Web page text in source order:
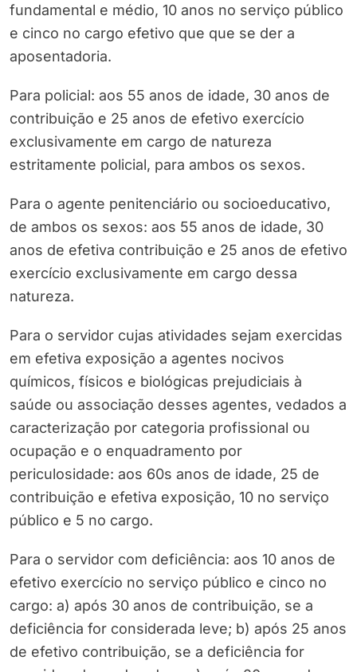
fundamental e médio, 10 anos no serviço público
e cinco no cargo efetivo que que se der a
aposentadoria.
Para policial: aos 55 anos de idade, 30 anos de
contribuição e 25 anos de efetivo exercício
exclusivamente em cargo de natureza
estritamente policial, para ambos os sexos.
Para o agente penitenciário ou socioeducativo,
de ambos os sexos: aos 55 anos de idade, 30
anos de efetiva contribuição e 25 anos de efetivo
exercício exclusivamente em cargo dessa
natureza.
Para o servidor cujas atividades sejam exercidas
em efetiva exposição a agentes nocivos
químicos, físicos e biológicas prejudiciais à
saúde ou associação desses agentes, vedados a
caracterização por categoria profissional ou
ocupação e o enquadramento por
periculosidade: aos 60s anos de idade, 25 de
contribuição e efetiva exposição, 10 no serviço
público e 5 no cargo.
Para o servidor com deficiência: aos 10 anos de
efetivo exercício no serviço público e cinco no
cargo: a) após 30 anos de contribuição, se a
deficiência for considerada leve; b) após 25 anos
de efetivo contribuição, se a deficiência for